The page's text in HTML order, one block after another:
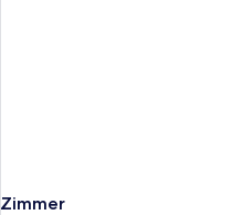
Zimmer